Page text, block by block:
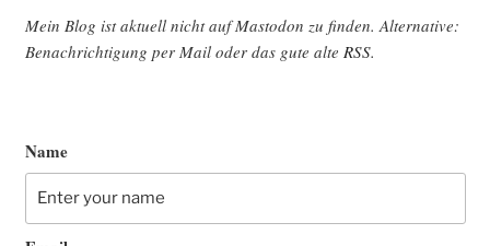
Mein Blog ist aktu­ell nicht auf Mast­o­don zu fin­den. Alter­na­ti­ve:
Benach­rich­ti­gung per Mail oder das gute alte RSS.
Name